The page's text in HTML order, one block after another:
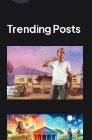
Trending Posts